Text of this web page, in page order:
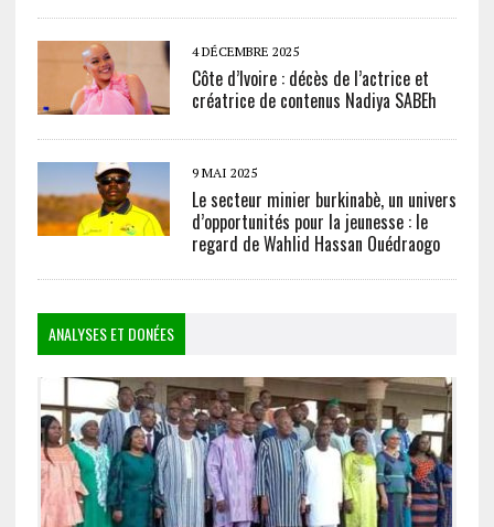
4 DÉCEMBRE 2025
Côte d’Ivoire : décès de l’actrice et
créatrice de contenus Nadiya SABEh
9 MAI 2025
Le secteur minier burkinabè, un univers
d’opportunités pour la jeunesse : le
regard de Wahlid Hassan Ouédraogo
ANALYSES ET DONÉES